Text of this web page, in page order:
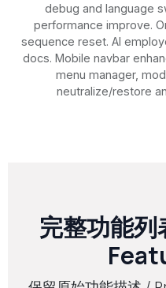
debug and language
performance improve.
sequence reset. AI
docs. Mobile navbar
menu manager,
neutralize/restore
完整功能